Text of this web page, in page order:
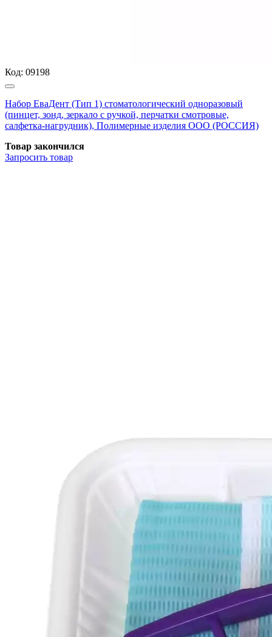
Код: 09198
Набор ЕваДент (Тип 1) стоматологический одноразовый
(пинцет, зонд, зеркало с ручкой, перчатки смотровые,
салфетка-нагрудник), Полимерные изделия OOO (РОССИЯ)
Товар закончился
Запросить товар